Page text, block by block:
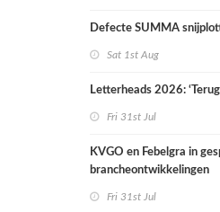
Defecte SUMMA
Sat 1st Aug
Letterheads 2026:
Fri 31st Jul
KVGO en Febelgra in
brancheontwikkelingen
Fri 31st Jul